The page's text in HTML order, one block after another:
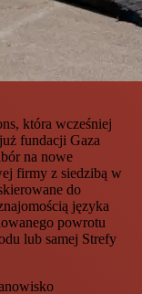
która wcześniej
fundacji Gaza
na nowe
firmy z siedzibą w
do
języka
powrotu
lub samej Strefy